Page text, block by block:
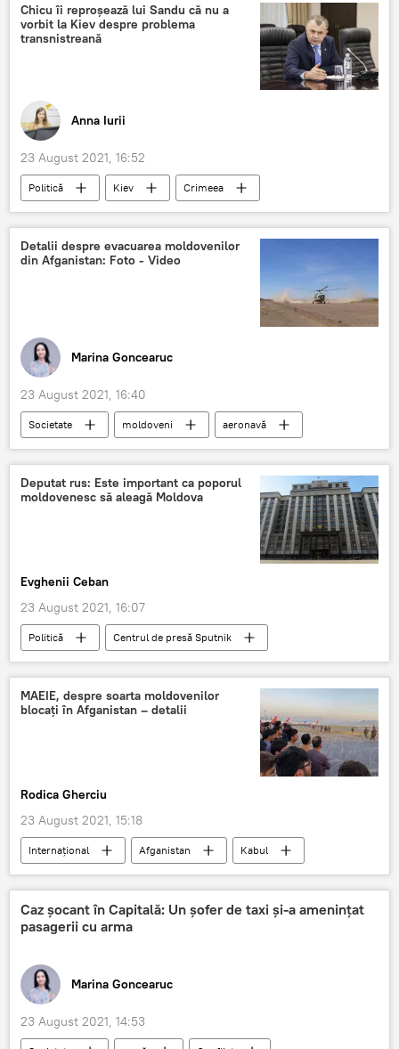
Chicu îi reproșează lui Sandu că nu a
vorbit la Kiev despre problema
transnistreană
Anna Iurii
23 August 2021, 16:52
Politică Kiev
Crimeea
Maia Sandu
discurs
Ion Chicu
platforma
Detalii despre evacuarea moldovenilor
din Afganistan: Foto - Video
Marina Goncearuc
23 August 2021, 16:40
Societate moldoveni
aeronavă
Kabul
Deputat rus: Este important ca poporul
moldovenesc să aleagă Moldova
Evghenii Ceban
23 August 2021, 16:07
Politică
Centrul de presă Sputnik
Moldova
Ucraina
MAEIE, despre soarta moldovenilor
blocați în Afganistan – detalii
Rodica Gherciu
23 August 2021, 15:18
Internațional Afganistan Kabul
Caz șocant în Capitală: Un șofer de taxi și-a amenințat
pasagerii cu arma
Marina Goncearuc
23 August 2021, 14:53